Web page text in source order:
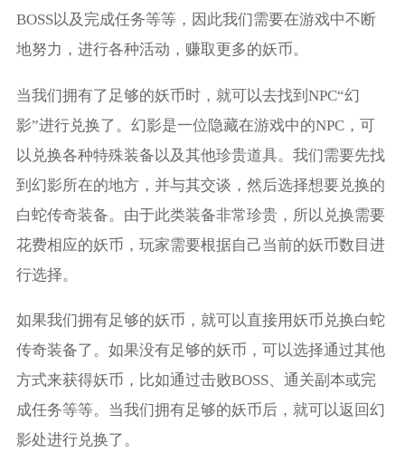
BOSS以及完成任务等等，因此我们需要在游戏中不断
地努力，进行各种活动，赚取更多的妖币。
当我们拥有了足够的妖币时，就可以去找到NPC“幻
影”进行兑换了。幻影是一位隐藏在游戏中的NPC，可
以兑换各种特殊装备以及其他珍贵道具。我们需要先找
到幻影所在的地方，并与其交谈，然后选择想要兑换的
白蛇传奇装备。由于此类装备非常珍贵，所以兑换需要
花费相应的妖币，玩家需要根据自己当前的妖币数目进
行选择。
如果我们拥有足够的妖币，就可以直接用妖币兑换白蛇
传奇装备了。如果没有足够的妖币，可以选择通过其他
方式来获得妖币，比如通过击败BOSS、通关副本或完
成任务等等。当我们拥有足够的妖币后，就可以返回幻
影处进行兑换了。